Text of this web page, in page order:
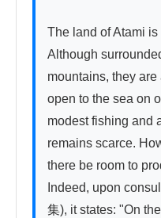
The land of Atami
Although
mountains, they
open to the sea on
modest fishing and
remains scarce.
there be room to
Indeed, upon
集), it states: "On